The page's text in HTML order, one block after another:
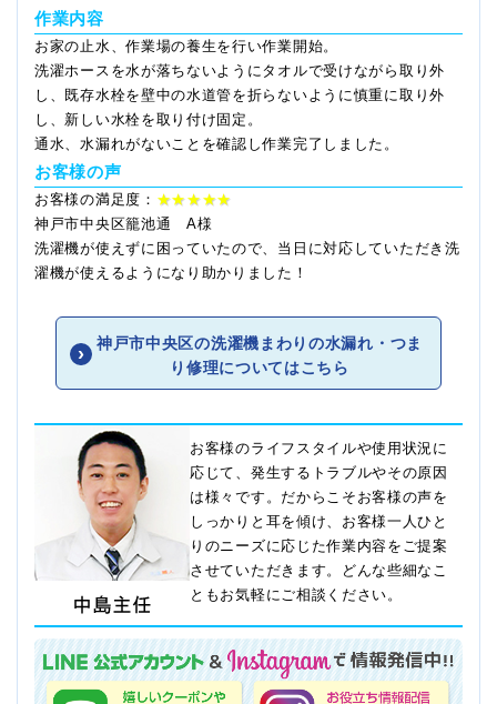
作業内容
お家の止水、作業場の養生を行い作業開始。
洗濯ホースを水が落ちないようにタオルで受けながら取り外
し、既存水栓を壁中の水道管を折らないように慎重に取り外
し、新しい水栓を取り付け固定。
通水、水漏れがないことを確認し作業完了しました。
お客様の声
お客様の満足度： ★★★★★
神戸市中央区籠池通 A様
洗濯機が使えずに困っていたので、当日に対応していただき洗
濯機が使えるようになり助かりました！
神戸市中央区の洗濯機まわりの水漏れ・つま
り修理についてはこちら
お客様のライフスタイルや使用状況に
応じて、発生するトラブルやその原因
は様々です。だからこそお客様の声を
しっかりと耳を傾け、お客様一人ひと
りのニーズに応じた作業内容をご提案
させていただきます。どんな些細なこ
ともお気軽にご相談ください。